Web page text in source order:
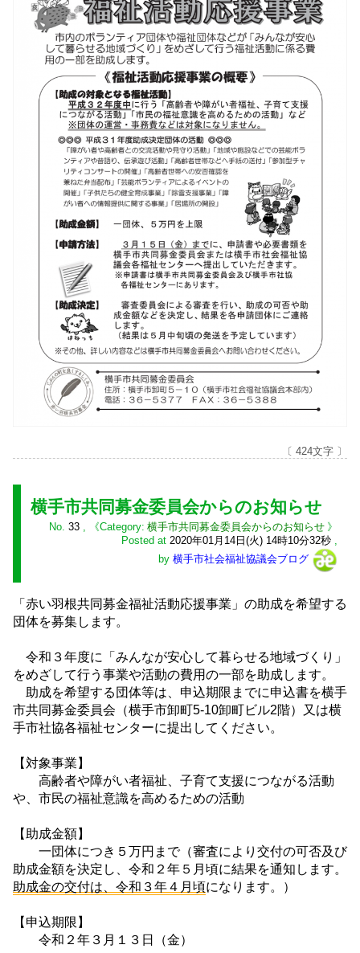
〔 424文字 〕
横手市共同募金委員会からのお知らせ
No. 33 ,
横手市共同募金委員会からのお知らせ
Posted at 2020年01月14日(火) 14時10分32秒 ,
by 横手市社会福祉協議会ブログ
「赤い羽根共同募金福祉活動応援事業」の助成を希望する
団体を募集します。
令和３年度に「みんなが安心して暮らせる地域づくり」
をめざして行う事業や活動の費用の一部を助成します。
助成を希望する団体等は、申込期限までに申込書を横手
市共同募金委員会（横手市卸町5-10卸町ビル2階）又は横
手市社協各福祉センターに提出してください。
【対象事業】
高齢者や障がい者福祉、子育て支援につながる活動
や、市民の福祉意識を高めるための活動
【助成金額】
一団体につき５万円まで（審査により交付の可否及び
助成金額を決定し、令和２年５月頃に結果を通知します。
助成金の交付は、令和３年４月頃になります。）
【申込期限】
令和２年３月１３日（金）